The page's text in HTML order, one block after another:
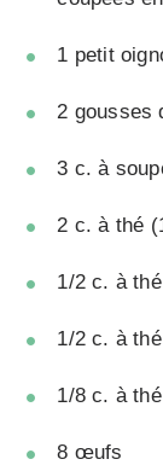
1 petit
2 gousses
3 c. à
2 c. à thé
1/2 c. à
1/2 c. à
1/8 c. à
8 œufs